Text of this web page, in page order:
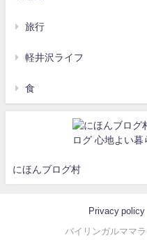
旅行
軽井沢ライフ
食
にほんブログ村
Privacy policy
バイリンガルママ